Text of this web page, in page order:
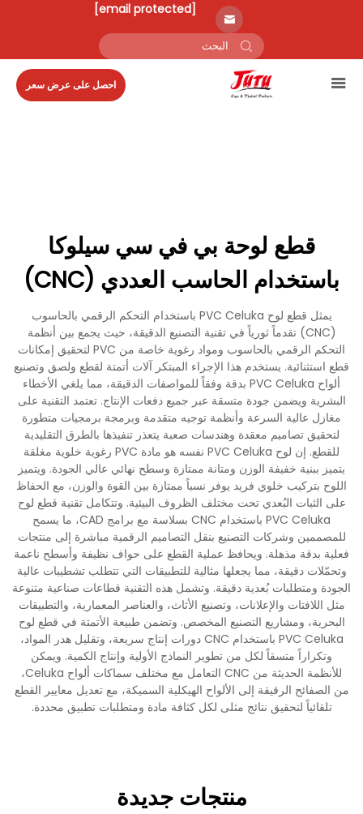
[email protected]
احصل على عرض سعر
قطع لوحة بي في سي سيلوكا
باستخدام الحاسب العددي (CNC)
يمثل قطع لوح PVC Celuka باستخدام التحكم الرقمي بالحاسوب
(CNC) تقدماً ثورياً في تقنية التصنيع الدقيقة، حيث يجمع بين أنظمة
التحكم الرقمي بالحاسوب ومواد رغوية خاصة من PVC لتحقيق إمكانات
قطع استثنائية. يستخدم هذا الإجراء المبتكر آلات أتمتة لقطع ولصق وتصنيع
ألواح PVC Celuka بدقة وفقاً للمواصفات الدقيقة، مما يلغي الأخطاء
البشرية ويضمن جودة متسقة عبر جميع دفعات الإنتاج. تعتمد التقنية على
مغازل عالية السرعة وأنظمة توجيه متقدمة وبرمجة برمجيات متطورة
لتحقيق تصاميم معقدة وهندسات صعبة يتعذر تنفيذها بالطرق التقليدية
للقطع. إن لوح PVC Celuka نفسه هو مادة PVC رغوية خلوية مغلقة
يتميز ببنية خفيفة الوزن ومتانة ممتازة وسطح نهائي عالي الجودة. ويتميز
اللوح بتركيب خلوي فريد يوفر نسباً ممتازة بين القوة والوزن، مع الحفاظ
على الثبات البُعدي تحت مختلف الظروف البيئية. وتتكامل تقنية قطع لوح
PVC Celuka باستخدام CNC بسلاسة مع برامج CAD، ما يسمح
للمصممين وشركات التصنيع بنقل التصاميم الرقمية مباشرة إلى منتجات
فعلية بدقة مذهلة. ويحافظ عملية القطع على حواف نظيفة وأسطح ناعمة
وتحمّلات دقيقة، مما يجعلها مثالية للتطبيقات التي تتطلب تشطيبات عالية
الجودة ومتطلبات بُعدية دقيقة. وتشمل هذه التقنية قطاعات صناعية متنوعة
مثل اللافتات والإعلانات، وتصنيع الأثاث، والعناصر المعمارية، والتطبيقات
البحرية، ومشاريع التصنيع المخصص. وتضمن طبيعة الأتمتة في قطع لوح
PVC Celuka باستخدام CNC دورات إنتاج سريعة، وتقليل هدر المواد،
وتكراراً متسقاً لكل من تطوير النماذج الأولية وإنتاج الكمية. ويمكن
للأنظمة الحديثة من CNC التعامل مع مختلف سماكات ألواح Celuka،
من الصفائح الرقيقة إلى الألواح الهيكلية السميكة، مع تعديل معايير القطع
تلقائياً لتحقيق نتائج مثلى لكل كثافة مادة ومتطلبات تطبيق محددة.
منتجات جديدة